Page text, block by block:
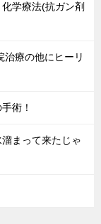
学療法(抗ガン剤
療の他にヒーリ
術！
まって来たじゃ